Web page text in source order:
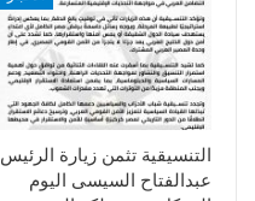
التنسيقية تثمن زيارة الرئيس
عبدالفتاح السيسى اليوم